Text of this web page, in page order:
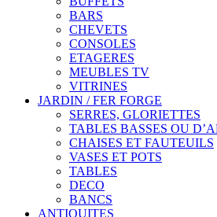
BARS
CHEVETS
CONSOLES
ETAGERES
MEUBLES TV
VITRINES
JARDIN / FER FORGE
SERRES, GLORIETTES
TABLES BASSES OU
CHAISES ET FAUTEUILS
VASES ET POTS
TABLES
DECO
BANCS
ANTIQUITES